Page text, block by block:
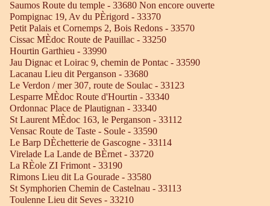
Saumos Route du temple - 33680 Non encore ouverte
Pompignac 19, Av du PÈrigord - 33370
Petit Palais et Cornemps 2, Bois Redons - 33570
Cissac MÈdoc Route de Pauillac - 33250
Hourtin Garthieu - 33990
Jau Dignac et Loirac 9, chemin de Pontac - 33590
Lacanau Lieu dit Perganson - 33680
Le Verdon / mer 307, route de Soulac - 33123
Lesparre MÈdoc Route d'Hourtin - 33340
Ordonnac Place de Plautignan - 33340
St Laurent MÈdoc 163, le Perganson - 33112
Vensac Route de Taste - Soule - 33590
Le Barp DÈchetterie de Gascogne - 33114
Virelade La Lande de BÈrnet - 33720
La RÈole ZI Frimont - 33190
Rimons Lieu dit La Gourade - 33580
St Symphorien Chemin de Castelnau - 33113
Toulenne Lieu dit Seves - 33210